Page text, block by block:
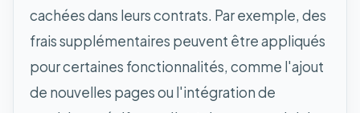
cachées dans leurs contrats. Par exemple, des
frais supplémentaires peuvent être appliqués
pour certaines fonctionnalités, comme l'ajout
de nouvelles pages ou l'intégration de